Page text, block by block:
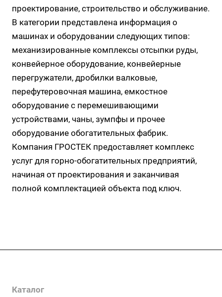
проектирование, строительство и обслуживание.
В категории представлена информация о
машинах и оборудовании следующих типов:
механизированные комплексы отсыпки руды,
конвейерное оборудование, конвейерные
перегружатели, дробилки валковые,
перефутеровочная машина, емкостное
оборудование с перемешивающими
устройствами, чаны, зумпфы и прочее
оборудование обогатительных фабрик.
Компания ГРОСТЕК предоставляет комплекс
услуг для горно-обогатительных предприятий,
начиная от проектирования и заканчивая
полной комплектацией объекта под ключ.
Каталог